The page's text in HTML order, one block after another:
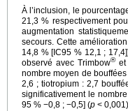
À l’inclusion, le
21,3 % respectivement
augmentation
secours. Cette
14,8 % [IC95 % 12,1 ;
observé avec Trimbow®et
nombre moyen de
2,6 ; tiotropium : 2,7
significativement le
95 % −0,8 ; −0,5] (p < 0,001).